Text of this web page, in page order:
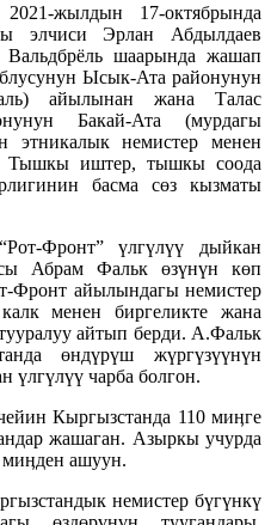
2021-жылдын 17-октябрында
элчиси Эрлан Абдылдаев
шаарында жашап
Ысык-Ата районунун
айылынан жана Талас
Бакай-Ата (мурдагы
этникалык немистер менен
Тышкы иштер, тышкы соода
басма сөз кызматы
Фронт” үлгүлүү дыйкан
Абрам Фальк өзүнүн көп
Фронт айылындагы немистер
менен биргеликте жана
айтып берди. А.Фальк
өндүрүш жүргүзүүнүн
үлгүлүү чарба болгон.
Кыргызстанда 110 миӊге
жашаган. Азыркы учурда
ашуун.
немистер бүгүнкү